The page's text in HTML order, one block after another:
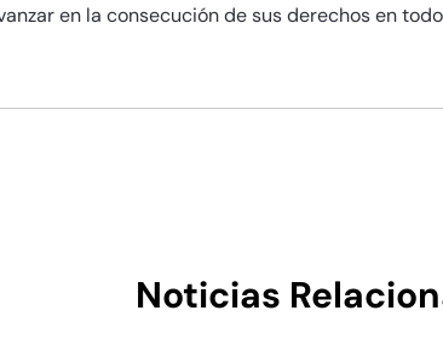
en la consecución de sus derechos en
Noticias